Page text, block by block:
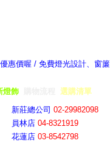
惠價喔 / 免費燈光設計、窗
燈飾 選購清單
新莊總公司 02-29982098
員林店 04-8321919
花蓮店 03-8542798